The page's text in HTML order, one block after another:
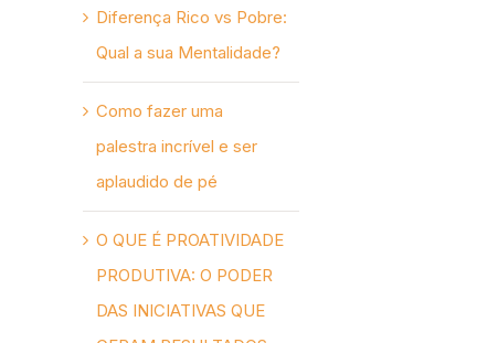
Diferença Rico vs Pobre:
Qual a sua Mentalidade?
Como fazer uma
palestra incrível e ser
aplaudido de pé
O QUE É PROATIVIDADE
PRODUTIVA: O PODER
DAS INICIATIVAS QUE